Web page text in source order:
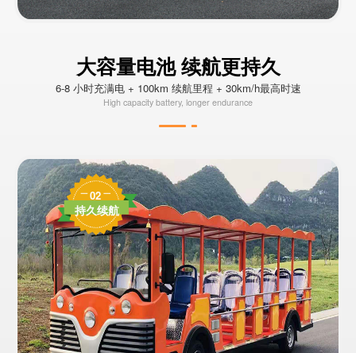
大容量电池 续航更持久
6-8 小时充满电 + 100km 续航里程 + 30km/h最高时速
High capacity battery, longer endurance
02
持久续航